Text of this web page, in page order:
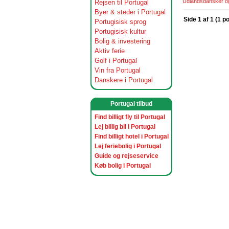
Rejsen til Portugal
Byer & steder i Portugal
Portugisisk sprog
Portugisisk kultur
Bolig & investering
Aktiv ferie
Golf i Portugal
Vin fra Portugal
Danskere i Portugal
Portugal tilbud
Find billigt fly til Portugal
Lej billig bil i Portugal
Find billigt hotel i Portugal
Lej feriebolig i Portugal
Guide og rejseservice
Køb bolig i Portugal
Side 1 af 1 (1